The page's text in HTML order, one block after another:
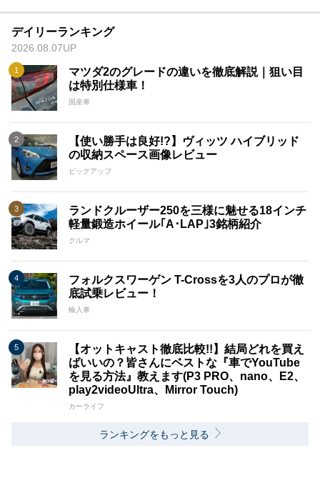
デイリーランキング
2026.08.07UP
マツダ2のグレードの違いを徹底解説｜狙い目
は特別仕様車！
国産車
【使い勝手は良好!?】ヴィッツ ハイブリッド
の収納スペース画像レビュー
ピックアップ
ランドクルーザー250を三様に魅せる18インチ
軽量鍛造ホイール｢A･LAP｣3銘柄紹介
クルマ
フォルクスワーゲン T-Crossを3人のプロが徹
底試乗レビュー！
輸入車
【オットキャスト徹底比較!!】結局どれを買え
ばいいの？皆さんにベストな『車でYouTube
を見る方法』教えます(P3 PRO、nano、E2、
play2videoUltra、Mirror Touch)
カーライフ
ランキングをもっと見る